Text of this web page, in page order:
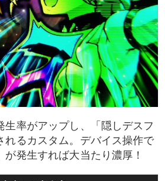
生率がアップし、「隠しデスフ
れるカスタム。デバイス操作で
が発生すれば大当たり濃厚！